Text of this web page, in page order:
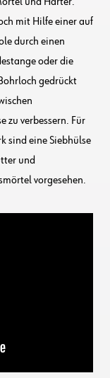
mit Hilfe einer auf
durch einen
oder die
gedrückt
zu verbessern. Für
sind eine Siebhülse
und
vorgesehen.